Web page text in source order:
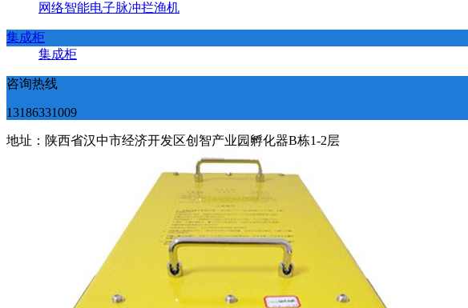
网络智能电子脉冲拦渔机
集成柜
集成柜
咨询热线
13186331009
地址：陕西省汉中市经济开发区创智产业园孵化器B栋1-2层